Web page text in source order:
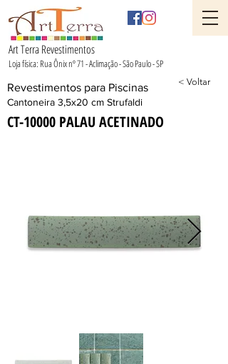
Art Terra Revestimentos
Loja física: Rua Ônix nº 71 - Aclimação - São Paulo - SP
Revestimentos para Piscinas < Voltar
Cantoneira 3,5x20 cm Strufaldi
CT-10000 PALAU ACETINADO